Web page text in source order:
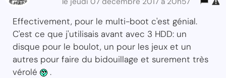
Effectivement, pour le multi-boot c'est génial.
C'est ce que j'utilisais avant avec 3 HDD: un
disque pour le boulot, un pour les jeux et un
autres pour faire du bidouillage et surement très
vérolé
.